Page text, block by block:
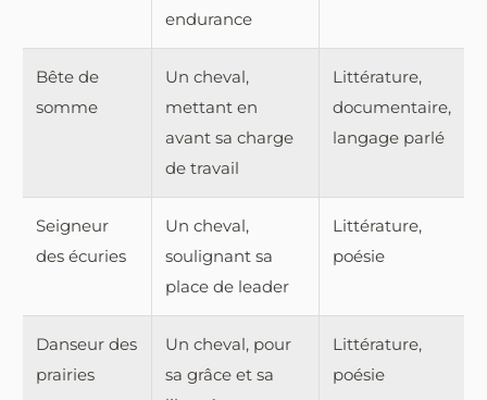
endurance
Bête de
somme
Un cheval,
mettant en
avant sa charge
de travail
Littérature,
documentaire,
langage parlé
Seigneur
des écuries
Un cheval,
soulignant sa
place de leader
Littérature,
poésie
Danseur des
prairies
Un cheval, pour
sa grâce et sa
Littérature,
poésie